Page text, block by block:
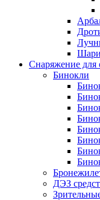
Снаряжение для
Бинокли
ДЭЗ